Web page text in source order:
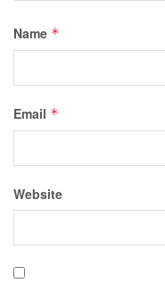
Name *
Email *
Website